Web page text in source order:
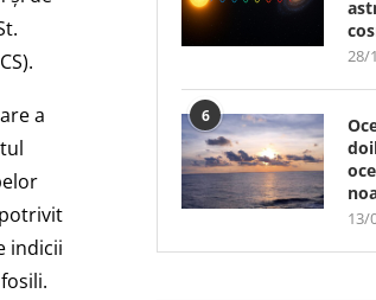
a
indicii
28/
6
13/